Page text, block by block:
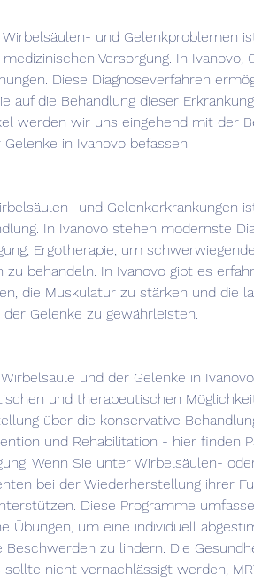
Wirbelsäulen- und Gelenkproblemen
Versorgung. In Ivanovo,
Diese Diagnoseverfahren
auf die Behandlung dieser
werden wir uns eingehend mit der
in Ivanovo befassen.
und Gelenkerkrankungen
In Ivanovo stehen modernste
Ergotherapie, um
zu behandeln. In Ivanovo gibt es
die Muskulatur zu stärken und die
Gelenke zu gewährleisten.
und der Gelenke in
und therapeutischen
über die konservative
und Rehabilitation - hier finden
Wenn Sie unter Wirbelsäulen-
bei der Wiederherstellung ihrer
Diese Programme
Übungen, um eine individuell
zu lindern. Die
sollte nicht vernachlässigt werden,